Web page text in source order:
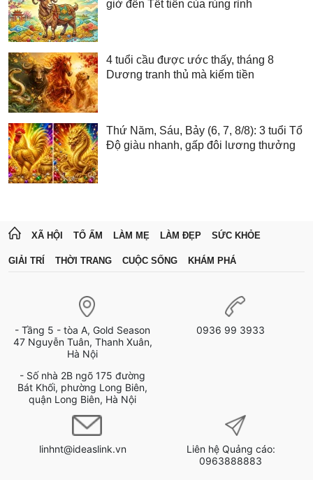
giờ đến Tết tiền của rủng rỉnh
4 tuổi cầu được ước thấy, tháng 8
Dương tranh thủ mà kiếm tiền
Thứ Năm, Sáu, Bảy (6, 7, 8/8): 3 tuổi Tổ
Độ giàu nhanh, gấp đôi lương thưởng
XÃ HỘI TỔ ẤM LÀM MẸ LÀM ĐẸP SỨC KHỎE
GIẢI TRÍ THỜI TRANG CUỘC SỐNG KHÁM PHÁ
- Tầng 5 - tòa A, Gold Season
47 Nguyễn Tuân, Thanh Xuân,
Hà Nội
- Số nhà 2B ngõ 175 đường
Bát Khối, phường Long Biên,
quận Long Biên, Hà Nội
0936 99 3933
linhnt@ideaslink.vn
Liên hệ Quảng cáo:
0963888883